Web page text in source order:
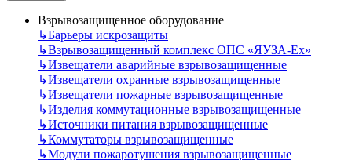
Взрывозащищенное оборудование
↳Барьеры искрозащиты
↳Взрывозащищенный комплекс ОПС «ЯУЗА-Ех»
↳Извещатели аварийные взрывозащищенные
↳Извещатели охранные взрывозащищенные
↳Извещатели пожарные взрывозащищенные
↳Изделия коммутационные взрывозащищенные
↳Источники питания взрывозащищенные
↳Коммутаторы взрывозащищенные
↳Модули пожаротушения взрывозащищенные